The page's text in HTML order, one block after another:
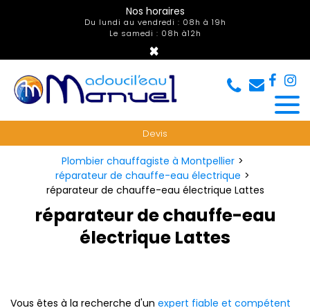
Nos horaires
Du lundi au vendredi : 08h à 19h
Le samedi : 08h à12h
×
Devis
Plombier chauffagiste à Montpellier
réparateur de chauffe-eau électrique
réparateur de chauffe-eau électrique Lattes
réparateur de chauffe-eau
électrique Lattes
Vous êtes à la recherche d'un expert fiable et compétent
Panneau de gestion des cookies